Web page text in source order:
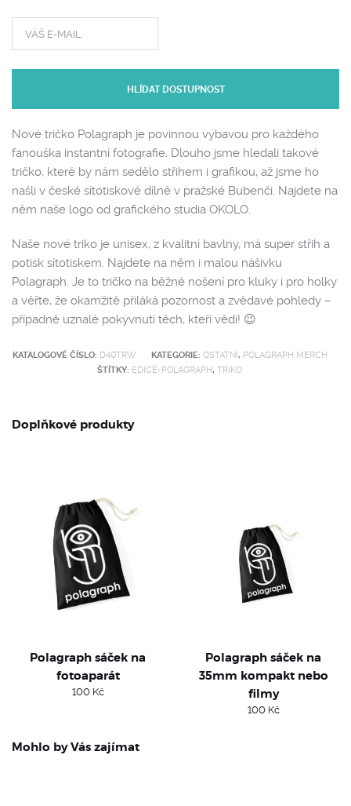
HLÍDAT DOSTUPNOST
Nové tričko Polagraph je povinnou výbavou pro každého
fanouška instantní fotografie. Dlouho jsme hledali takové
tričko, které by nám sedělo střihem i grafikou, až jsme ho
našli v české sítotiskové dílně v pražské Bubenči. Najdete na
něm naše logo od grafického studia OKOLO.
Naše nové triko je unisex, z kvalitní bavlny, má super střih a
potisk sítotiskem. Najdete na něm i malou nášivku
Polagraph. Je to tričko na běžné nošení pro kluky i pro holky
a věřte, že okamžitě přiláká pozornost a zvědavé pohledy –
případně uznalé pokývnutí těch, kteří vědí! 😉
KATALOGOVÉ ČÍSLO: D40TRW KATEGORIE: OSTATNÍ, POLAGRAPH MERCH
ŠTÍTKY: EDICE-POLAGRAPH, TRIKO
Doplňkové produkty
Polagraph sáček na
fotoaparát
100 Kč
Polagraph sáček na
35mm kompakt nebo
filmy
100 Kč
Mohlo by Vás zajímat